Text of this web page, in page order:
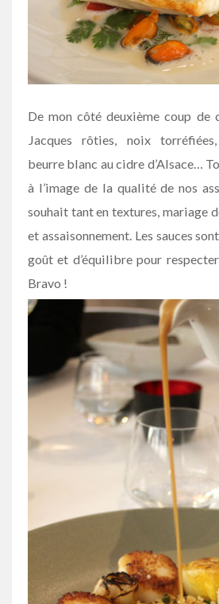
De mon côté deuxième coup de
Jacques rôties, noix
beurre blanc au cidre d’Alsace…
à l’image de la qualité de nos
souhait tant en textures, mariage
et assaisonnement. Les sauces
goût et d’équilibre pour
Bravo !